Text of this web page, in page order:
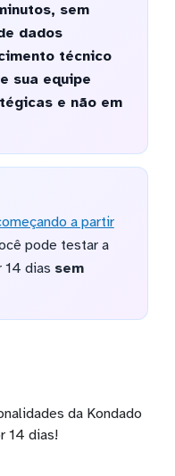
sem
dados
técnico
sua equipe
e não em
a partir
pode testar a
dias sem
da Kondado
14 dias!